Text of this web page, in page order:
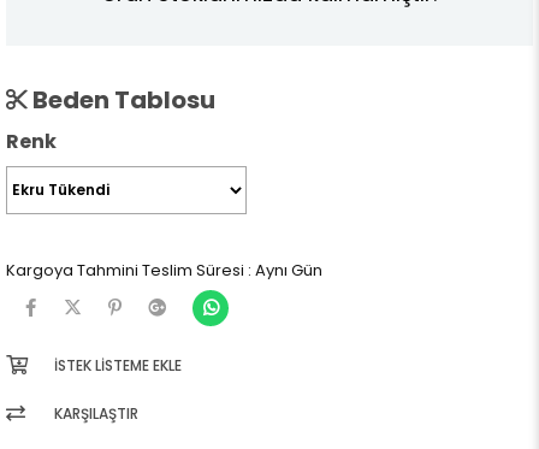
Beden Tablosu
Renk
Kargoya Tahmini Teslim Süresi : Aynı Gün
İSTEK LISTEME EKLE
KARŞILAŞTIR